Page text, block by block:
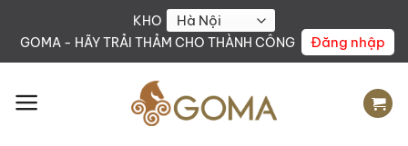
KHO
GOMA - HÃY TRẢI THẢM CHO THÀNH CÔNG
Đăng nhập